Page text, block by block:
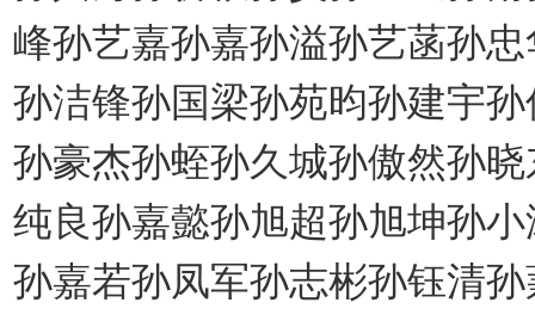
峰孙艺嘉孙嘉孙溢孙艺菡孙
孙洁锋孙国梁孙苑昀孙建宇
孙豪杰孙蛭孙久城孙傲然孙
纯良孙嘉懿孙旭超孙旭坤孙
孙嘉若孙凤军孙志彬孙钰清